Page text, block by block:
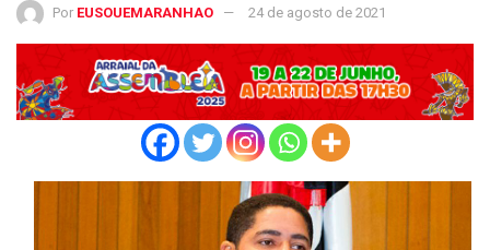
Por EUSOUEMARANHAO 24 de agosto de 2021